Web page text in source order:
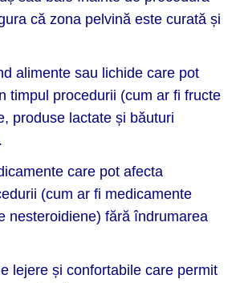
că zona pelvină este curată și
alimente sau lichide care pot
timpul procedurii (cum ar fi fructe
produse lactate și băuturi
care pot afecta
(cum ar fi medicamente
nesteroidiene) fără îndrumarea
lejere și confortabile care permit